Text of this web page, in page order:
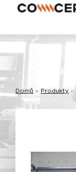
Domů » Produkty »